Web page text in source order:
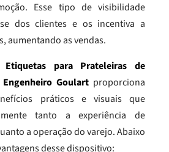
Esse tipo de visibilidade
dos clientes e os incentiva a
aumentando as vendas.
Etiquetas para Prateleiras de
Goulart proporciona
práticos e visuais que
tanto a experiência de
a operação do varejo. Abaixo
desse dispositivo: